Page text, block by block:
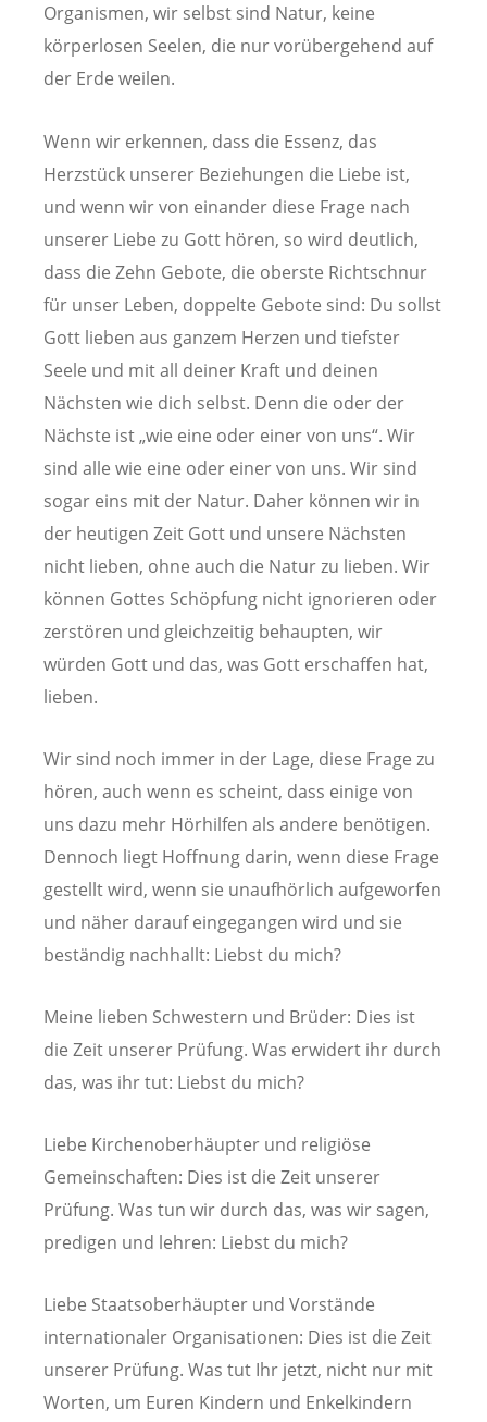
Organismen, wir selbst sind Natur, keine
körperlosen Seelen, die nur vorübergehend auf
der Erde weilen.
Wenn wir erkennen, dass die Essenz, das
Herzstück unserer Beziehungen die Liebe ist,
und wenn wir von einander diese Frage nach
unserer Liebe zu Gott hören, so wird deutlich,
dass die Zehn Gebote, die oberste Richtschnur
für unser Leben, doppelte Gebote sind: Du sollst
Gott lieben aus ganzem Herzen und tiefster
Seele und mit all deiner Kraft und deinen
Nächsten wie dich selbst. Denn die oder der
Nächste ist „wie eine oder einer von uns“. Wir
sind alle wie eine oder einer von uns. Wir sind
sogar eins mit der Natur. Daher können wir in
der heutigen Zeit Gott und unsere Nächsten
nicht lieben, ohne auch die Natur zu lieben. Wir
können Gottes Schöpfung nicht ignorieren oder
zerstören und gleichzeitig behaupten, wir
würden Gott und das, was Gott erschaffen hat,
lieben.
Wir sind noch immer in der Lage, diese Frage zu
hören, auch wenn es scheint, dass einige von
uns dazu mehr Hörhilfen als andere benötigen.
Dennoch liegt Hoffnung darin, wenn diese Frage
gestellt wird, wenn sie unaufhörlich aufgeworfen
und näher darauf eingegangen wird und sie
beständig nachhallt: Liebst du mich?
Meine lieben Schwestern und Brüder: Dies ist
die Zeit unserer Prüfung. Was erwidert ihr durch
das, was ihr tut: Liebst du mich?
Liebe Kirchenoberhäupter und religiöse
Gemeinschaften: Dies ist die Zeit unserer
Prüfung. Was tun wir durch das, was wir sagen,
predigen und lehren: Liebst du mich?
Liebe Staatsoberhäupter und Vorstände
internationaler Organisationen: Dies ist die Zeit
unserer Prüfung. Was tut Ihr jetzt, nicht nur mit
Worten, um Euren Kindern und Enkelkindern